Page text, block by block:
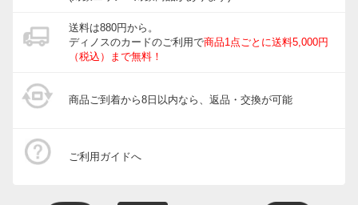
送料は880円から。
ディノスのカードのご利用で商品1点ごとに送料5,000円
（税込）まで無料！
商品ご到着から8日以内なら、返品・交換が可能
ご利用ガイドへ